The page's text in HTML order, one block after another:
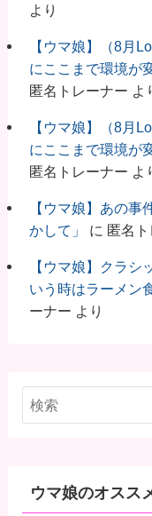
より
【ウマ娘】（8月
にここまで環境が
匿名トレーナー よ
【ウマ娘】（8月
にここまで環境が
匿名トレーナー よ
【ウマ娘】あの
かして」
に 匿名
【ウマ娘】クラシ
いう時はラーメン
ーナー より
ウマ娘のオスス